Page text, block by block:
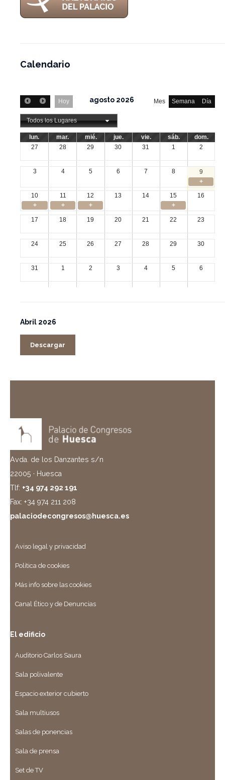
Calendario
Hoy Mes Semana Día
agosto 2026
Todos los Lugares
lun. mar. mié. jue. vie. sáb.
dom.
27
28 29 30 31 1 2
3 4 5 6 7 8
9
+
10
11 12 13 14 15
16
+
+ + +
17 18 19 20 21 22 23
24 25 26 27 28 29 30
31 1 2 3 4 5 6
Abril 2026
Descargar
Avda. de los Danzantes s/n
22005 · Huesca
Tlf: +34 974 292 191
Fax: +34 974 211 208
palaciodecongresos@huesca.es
Aviso legal y privacidad
Política de cookies
Más info sobre las cookies
Canal Ético y de Denuncias
El edificio
Auditorio Carlos Saura
Sala polivalente
Espacio exterior cubierto
Sala multiusos
Salas de ponencias
Sala de prensa
Set de TV